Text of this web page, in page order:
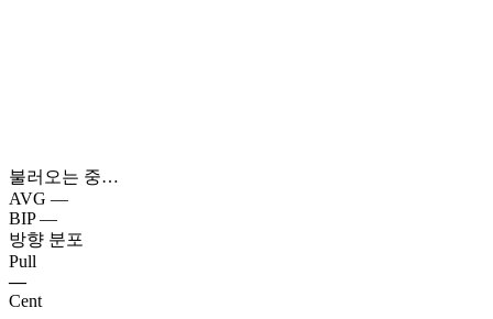
불러오는 중…
AVG —
BIP —
방향 분포
Pull
—
Cent